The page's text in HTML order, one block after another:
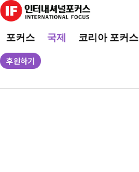
포커스 국제 코리아 포커스
후원하기